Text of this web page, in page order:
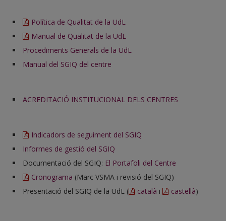
Política de Qualitat de la UdL
Manual de Qualitat de la UdL
Procediments Generals de la UdL
Manual del SGIQ del centre
ACREDITACIÓ INSTITUCIONAL DELS CENTRES
Indicadors de seguiment del SGIQ
Informes de gestió del SGIQ
Documentació del SGIQ: El Portafoli del Centre
Cronograma (Marc VSMA i revisió del SGIQ)
Presentació del SGIQ de la UdL (
català i castellà)